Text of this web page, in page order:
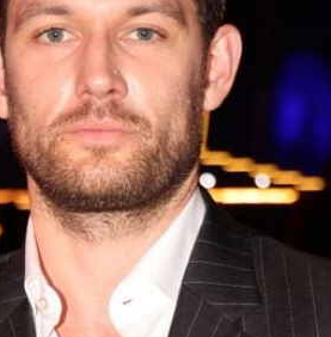
Familie & Liebe
Exklusiv
auf Promiflash
Jobs
App runterladen
Team